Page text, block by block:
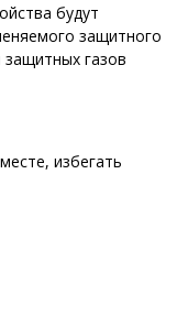
будут
защитного
защитных газов
избегать